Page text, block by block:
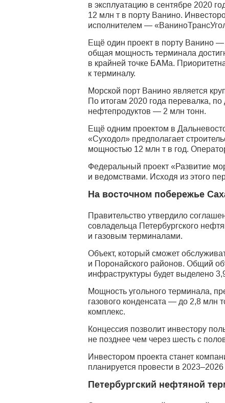
в эксплуатацию в сентябре 2020
12 млн т в порту Ванино.
исполнителем —
Ещё один проект в порту Ванино —
общая мощность терминала
в крайней точке БАМа.
к терминалу.
Морской порт Ванино является
По итогам 2020 года перевалка,
нефтепродуктов — 2 млн тонн.
Ещё одним проектом в
«Суходол» предполагает
мощностью 12 млн т в год.
Федеральный проект «Развитие
и ведомствами. Исходя из этого
На восточном побережье
Правительство утвердило
совладельца Петербургского
и газовым терминалами.
Объект, который сможет
и Поронайского районов. Общий
инфраструктуры будет выделено
Мощность угольного терминала,
газового конденсата — до 2,8 млн
комплекс.
Концессия позволит инвестору
не позднее чем через шесть с
Инвестором проекта станет
планируется провести в
Петербургский нефтяной